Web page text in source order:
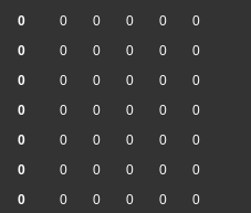
0
0
0
0
0
0
0
0
0
0
0
0
0
0
0
0
0
0
0
0
0
0
0
0
0
0
0
0
0
0
0
0
0
0
0
0
0
0
0
0
0
0